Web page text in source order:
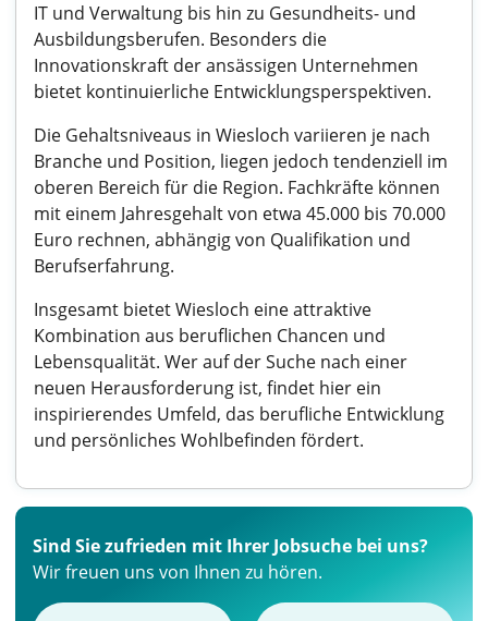
IT und Verwaltung bis hin zu Gesundheits- und
Ausbildungsberufen. Besonders die
Innovationskraft der ansässigen Unternehmen
bietet kontinuierliche Entwicklungsperspektiven.
Die Gehaltsniveaus in Wiesloch variieren je nach
Branche und Position, liegen jedoch tendenziell im
oberen Bereich für die Region. Fachkräfte können
mit einem Jahresgehalt von etwa 45.000 bis 70.000
Euro rechnen, abhängig von Qualifikation und
Berufserfahrung.
Insgesamt bietet Wiesloch eine attraktive
Kombination aus beruflichen Chancen und
Lebensqualität. Wer auf der Suche nach einer
neuen Herausforderung ist, findet hier ein
inspirierendes Umfeld, das berufliche Entwicklung
und persönliches Wohlbefinden fördert.
Sind Sie zufrieden mit Ihrer Jobsuche bei uns?
Wir freuen uns von Ihnen zu hören.